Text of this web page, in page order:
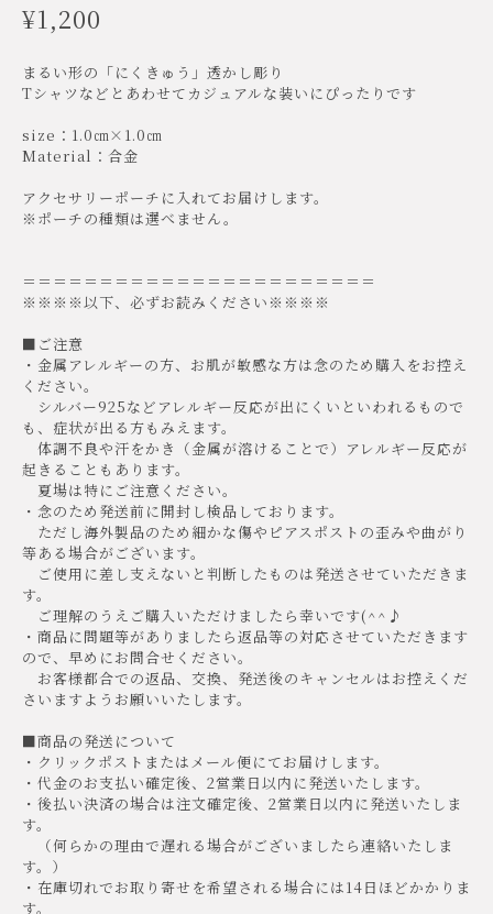
¥1,200
まるい形の「にくきゅう」透かし彫り
Tシャツなどとあわせてカジュアルな装いにぴったりです
size：1.0㎝×1.0㎝
Material：合金
アクセサリーポーチに入れてお届けします。
※ポーチの種類は選べません。
＝＝＝＝＝＝＝＝＝＝＝＝＝＝＝＝＝＝＝＝＝＝＝
※※※※以下、必ずお読みください※※※※
■ご注意
・金属アレルギーの方、お肌が敏感な方は念のため購入をお控え
ください。
シルバー925などアレルギー反応が出にくいといわれるもので
も、症状が出る方もみえます。
体調不良や汗をかき（金属が溶けることで）アレルギー反応が
起きることもあります。
夏場は特にご注意ください。
・念のため発送前に開封し検品しております。
ただし海外製品のため細かな傷やピアスポストの歪みや曲がり
等ある場合がございます。
ご使用に差し支えないと判断したものは発送させていただきま
す。
ご理解のうえご購入いただけましたら幸いです(^^♪
・商品に問題等がありましたら返品等の対応させていただきます
ので、早めにお問合せください。
お客様都合での返品、交換、発送後のキャンセルはお控えくだ
さいますようお願いいたします。
■商品の発送について
・クリックポストまたはメール便にてお届けします。
・代金のお支払い確定後、2営業日以内に発送いたします。
・後払い決済の場合は注文確定後、2営業日以内に発送いたしま
す。
（何らかの理由で遅れる場合がございましたら連絡いたしま
す。）
・在庫切れでお取り寄せを希望される場合には14日ほどかかりま
す。